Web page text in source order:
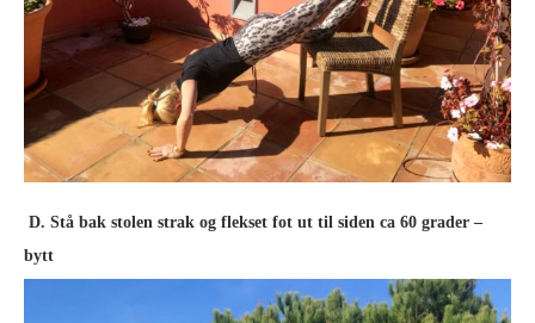
D. Stå bak stolen strak og flekset fot ut til siden ca 60 grader –
bytt